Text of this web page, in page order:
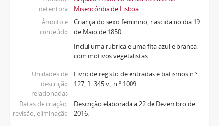
detentora
Misericórdia de Lisboa
Âmbito e
conteúdo
Criança do sexo feminino, nascida no dia 19
de Maio de 1850.
Inclui uma rubrica e uma fita azul e branca,
com motivos vegetalistas.
Unidades de
descrição
relacionadas
Livro de registo de entradas e batismos n.º
127, fl. 345 v., n.º 1009.
Datas de criação,
revisão, eliminação
Descrição elaborada a 22 de Dezembro de
2016.